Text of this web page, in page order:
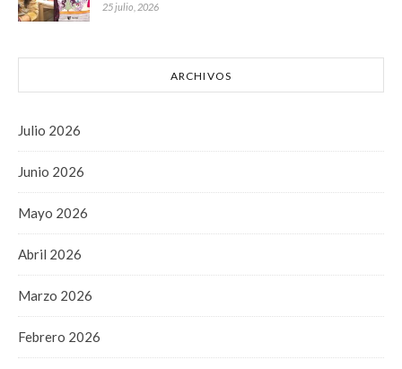
25 julio, 2026
ARCHIVOS
Julio 2026
Junio 2026
Mayo 2026
Abril 2026
Marzo 2026
Febrero 2026